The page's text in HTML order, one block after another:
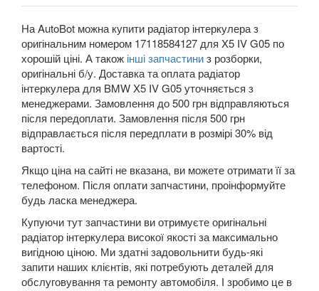
M4 F82/F83
5 Series E39
M5 E39
5 Series E60
5 Series E61
M5 E60/E61
5 Series F07 GT
5 Series F10
M5 F10
На AutoBot можна купити радіатор інтеркулера з
оригінальним номером 17118584127 для X5 IV G05 по
хорошій ціні. А також інші запчастиниз розборки,
оригінальні б/у. Доставка та оплата радіатор
інтеркулера для BMW X5 IV G05 уточняється з
менеджерами. Замовлення до 500 грн відправляються
після передоплати. Замовлення після 500 грн
відправлається після передплати в розмірі 30% від
вартості.
Якщо ціна на сайті не вказана, ви можете отримати її за
телефоном. Після оплати запчастини, проінформуйте
будь ласка менеджера.
Купуючи тут запчастини ви отримуєте оригінальні
радіатор інтеркулера високої якості за максимально
вигідною ціною. Ми здатні задовольнити будь-які
запити наших клієнтів, які потребують деталей для
обслуговування та ремонту автомобіля. І зробимо це в